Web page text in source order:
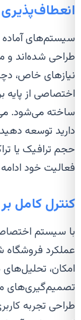
سیستم‌های
طراحی شده‌اند و
نیازهای خاص،
اختصاصی از پایه
ساخته می‌شود.
دارید توسعه
حجم ترافیک یا
فعالیت خود
کنترل کامل
با سیستم
عملکرد فروشگاه
امکان،
تصمیم‌گیری‌های
طراحی تجربه